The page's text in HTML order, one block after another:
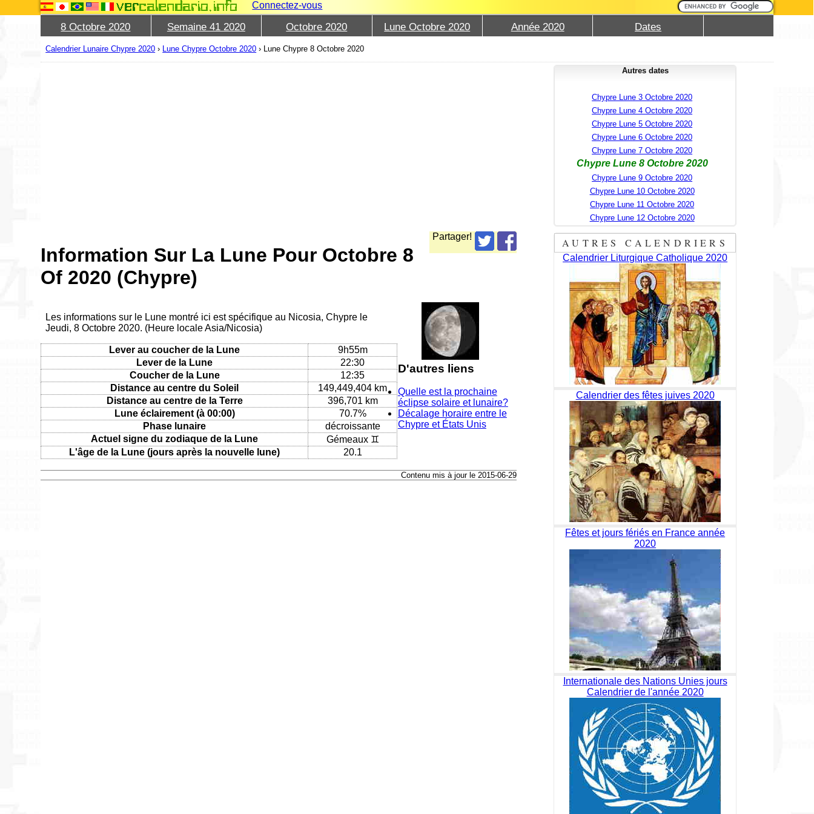
Connectez-vous
8 Octobre 2020 Semaine 41 2020 Octobre 2020 Lune Octobre 2020 Année 2020 Dates
Calendrier Lunaire Chypre 2020 › Lune Chypre Octobre 2020 › Lune Chypre 8 Octobre 2020
Partager!
Information Sur La Lune Pour Octobre 8
Of 2020 (Chypre)
Les informations sur le Lune montré ici est spécifique au Nicosia, Chypre le
Jeudi, 8 Octobre 2020. (Heure locale Asia/Nicosia)
Lever au coucher de la Lune
9h55m
Lever de la Lune
22:30
Coucher de la Lune
12:35
Distance au centre du Soleil
149,449,404 km
Distance au centre de la Terre
396,701 km
Lune éclairement (à 00:00)
70.7%
Phase lunaire
décroissante
Actuel signe du zodiaque de la Lune
Gémeaux ♊
L'âge de la Lune (jours après la nouvelle lune)
20.1
D'autres liens
Quelle est la prochaine
éclipse solaire et lunaire?
Décalage horaire entre le
Chypre et États Unis
Contenu mis à jour le 2015-06-29
Autres dates
Chypre Lune 3 Octobre 2020
Chypre Lune 4 Octobre 2020
Chypre Lune 5 Octobre 2020
Chypre Lune 6 Octobre 2020
Chypre Lune 7 Octobre 2020
Chypre Lune 8 Octobre 2020
Chypre Lune 9 Octobre 2020
Chypre Lune 10 Octobre 2020
Chypre Lune 11 Octobre 2020
Chypre Lune 12 Octobre 2020
AUTRES CALENDRIERS
Calendrier Liturgique Catholique 2020
Calendrier des fêtes juives 2020
Fêtes et jours fériés en France année
2020
Internationale des Nations Unies jours
Calendrier de l'année 2020